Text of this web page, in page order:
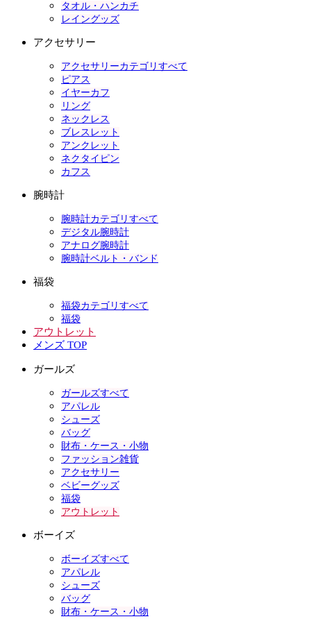
タオル・ハンカチ
レイングッズ
アクセサリー
アクセサリーカテゴリすべて
ピアス
イヤーカフ
リング
ネックレス
ブレスレット
アンクレット
ネクタイピン
カフス
腕時計
腕時計カテゴリすべて
デジタル腕時計
アナログ腕時計
腕時計ベルト・バンド
福袋
福袋カテゴリすべて
福袋
アウトレット
メンズ TOP
ガールズ
ガールズすべて
アパレル
シューズ
バッグ
財布・ケース・小物
ファッション雑貨
アクセサリー
ベビーグッズ
福袋
アウトレット
ボーイズ
ボーイズすべて
アパレル
シューズ
バッグ
財布・ケース・小物